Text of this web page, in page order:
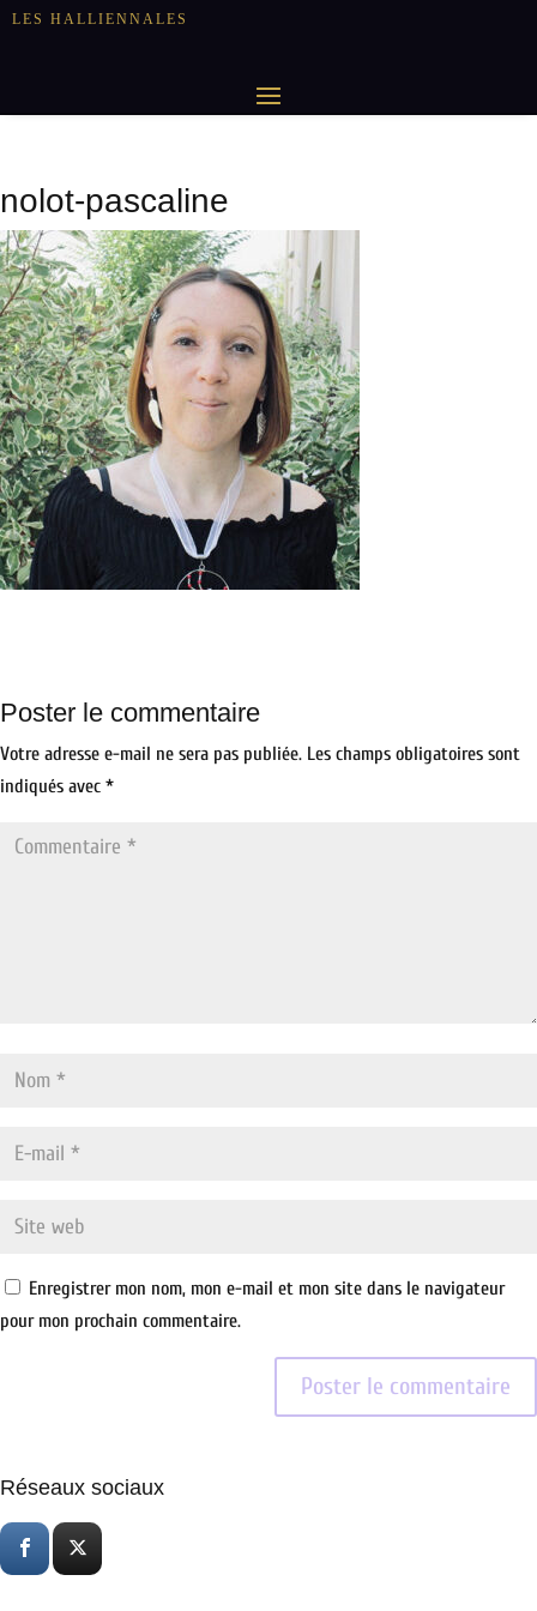
LES HALLIENNALES
nolot-pascaline
Poster le commentaire
Votre adresse e-mail ne sera pas publiée. Les champs obligatoires sont
indiqués avec *
Enregistrer mon nom, mon e-mail et mon site dans le navigateur
pour mon prochain commentaire.
Réseaux sociaux